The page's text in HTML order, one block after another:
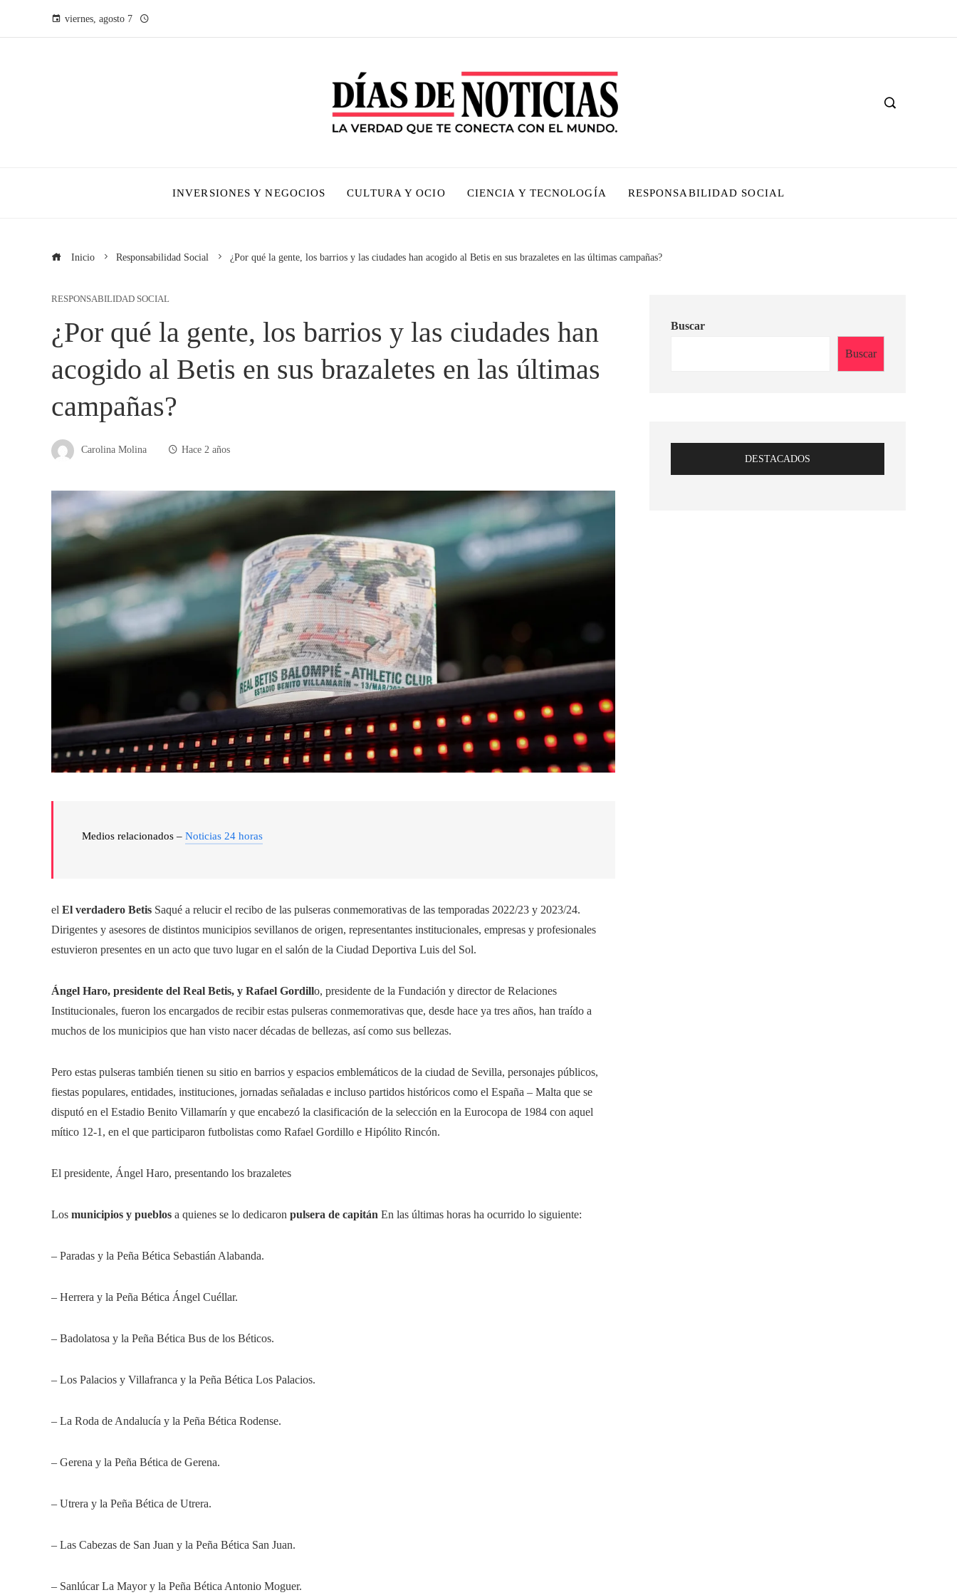
viernes, agosto 7
INVERSIONES Y NEGOCIOS CULTURA Y OCIO CIENCIA Y TECNOLOGÍA RESPONSABILIDAD SOCIAL
Inicio Responsabilidad Social ¿Por qué la gente, los barrios y las ciudades han acogido al Betis en sus brazaletes en las últimas campañas?
RESPONSABILIDAD SOCIAL
¿Por qué la gente, los barrios y las ciudades han
acogido al Betis en sus brazaletes en las últimas
campañas?
Carolina Molina Hace 2 años
Medios relacionados – Noticias 24 horas
el El verdadero Betis Saqué a relucir el recibo de las pulseras conmemorativas de las temporadas 2022/23 y 2023/24.
Dirigentes y asesores de distintos municipios sevillanos de origen, representantes institucionales, empresas y profesionales
estuvieron presentes en un acto que tuvo lugar en el salón de la Ciudad Deportiva Luis del Sol.
Ángel Haro, presidente del Real Betis, y Rafael Gordillo, presidente de la Fundación y director de Relaciones
Institucionales, fueron los encargados de recibir estas pulseras conmemorativas que, desde hace ya tres años, han traído a
muchos de los municipios que han visto nacer décadas de bellezas, así como sus bellezas.
Pero estas pulseras también tienen su sitio en barrios y espacios emblemáticos de la ciudad de Sevilla, personajes públicos,
fiestas populares, entidades, instituciones, jornadas señaladas e incluso partidos históricos como el España – Malta que se
disputó en el Estadio Benito Villamarín y que encabezó la clasificación de la selección en la Eurocopa de 1984 con aquel
mítico 12-1, en el que participaron futbolistas como Rafael Gordillo e Hipólito Rincón.
El presidente, Ángel Haro, presentando los brazaletes
Los municipios y pueblos a quienes se lo dedicaron pulsera de capitán En las últimas horas ha ocurrido lo siguiente:
– Paradas y la Peña Bética Sebastián Alabanda.
– Herrera y la Peña Bética Ángel Cuéllar.
– Badolatosa y la Peña Bética Bus de los Béticos.
– Los Palacios y Villafranca y la Peña Bética Los Palacios.
– La Roda de Andalucía y la Peña Bética Rodense.
– Gerena y la Peña Bética de Gerena.
– Utrera y la Peña Bética de Utrera.
– Las Cabezas de San Juan y la Peña Bética San Juan.
– Sanlúcar La Mayor y la Peña Bética Antonio Moguer.
Buscar
Buscar
DESTACADOS